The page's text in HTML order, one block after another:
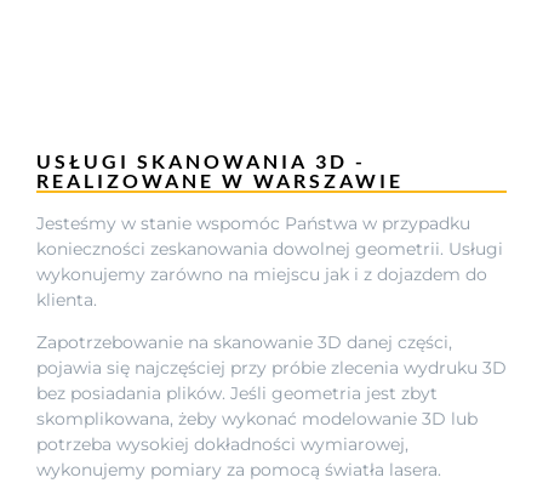
USŁUGI SKANOWANIA 3D -
REALIZOWANE W WARSZAWIE
Jesteśmy w stanie wspomóc Państwa w przypadku
konieczności zeskanowania dowolnej geometrii. Usługi
wykonujemy zarówno na miejscu jak i z dojazdem do
klienta.
Zapotrzebowanie na skanowanie 3D danej części,
pojawia się najczęściej przy próbie zlecenia wydruku 3D
bez posiadania plików. Jeśli geometria jest zbyt
skomplikowana, żeby wykonać modelowanie 3D lub
potrzeba wysokiej dokładności wymiarowej,
wykonujemy pomiary za pomocą światła lasera.